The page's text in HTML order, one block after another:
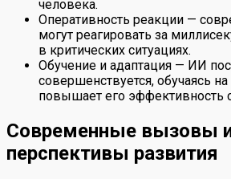
человека.
Оперативность реакции —
могут реагировать за
в критических ситуациях.
Обучение и адаптация — ИИ
совершенствуется, обучаясь
повышает его
Современные вызовы
перспективы развития